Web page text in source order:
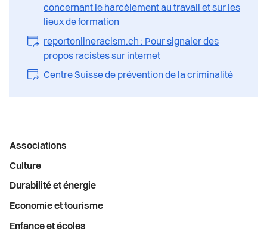
concernant le harcèlement au travail et sur les
lieux de formation
reportonlineracism.ch : Pour signaler des
propos racistes sur internet
Centre Suisse de prévention de la criminalité
Menu
latéral
Associations
Culture
Durabilité et énergie
Economie et tourisme
Enfance et écoles